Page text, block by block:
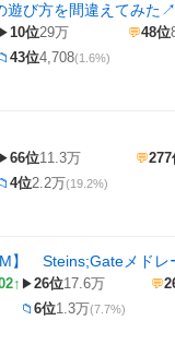
遊び方を間違えてみた↗
▶10位29万 💬48位
📁 43位4,708(1.6%)
▶66位11.3万 💬277
📁 4位2.2万(19.2%)
】 Steins;Gateメドレ
▶26位17.6万 💬
📁 6位1.3万(7.7%)